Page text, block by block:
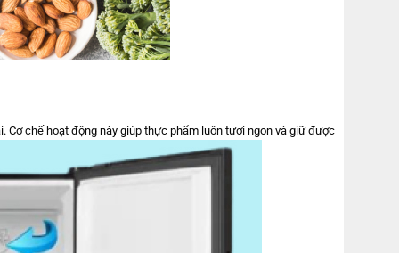
Cơ chế hoạt động này giúp thực phẩm luôn tươi ngon và giữ được